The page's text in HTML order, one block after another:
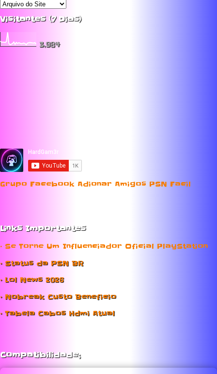
Visitantes (7 Dias)
3,984
Grupo Facebook Adionar Amigos PSN Facil
Links Importantes
• Se Torne Um Influenciador Oficial PlayStation
• Status da PSN BR
• Lol News 2026
• Nobreak Custo Beneficio
• Tabela Cabos Hdmi Atual
Compatibilidade;